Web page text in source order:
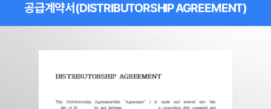
공급계약서(DISTRIBUTORSHIP AGREEMENT)